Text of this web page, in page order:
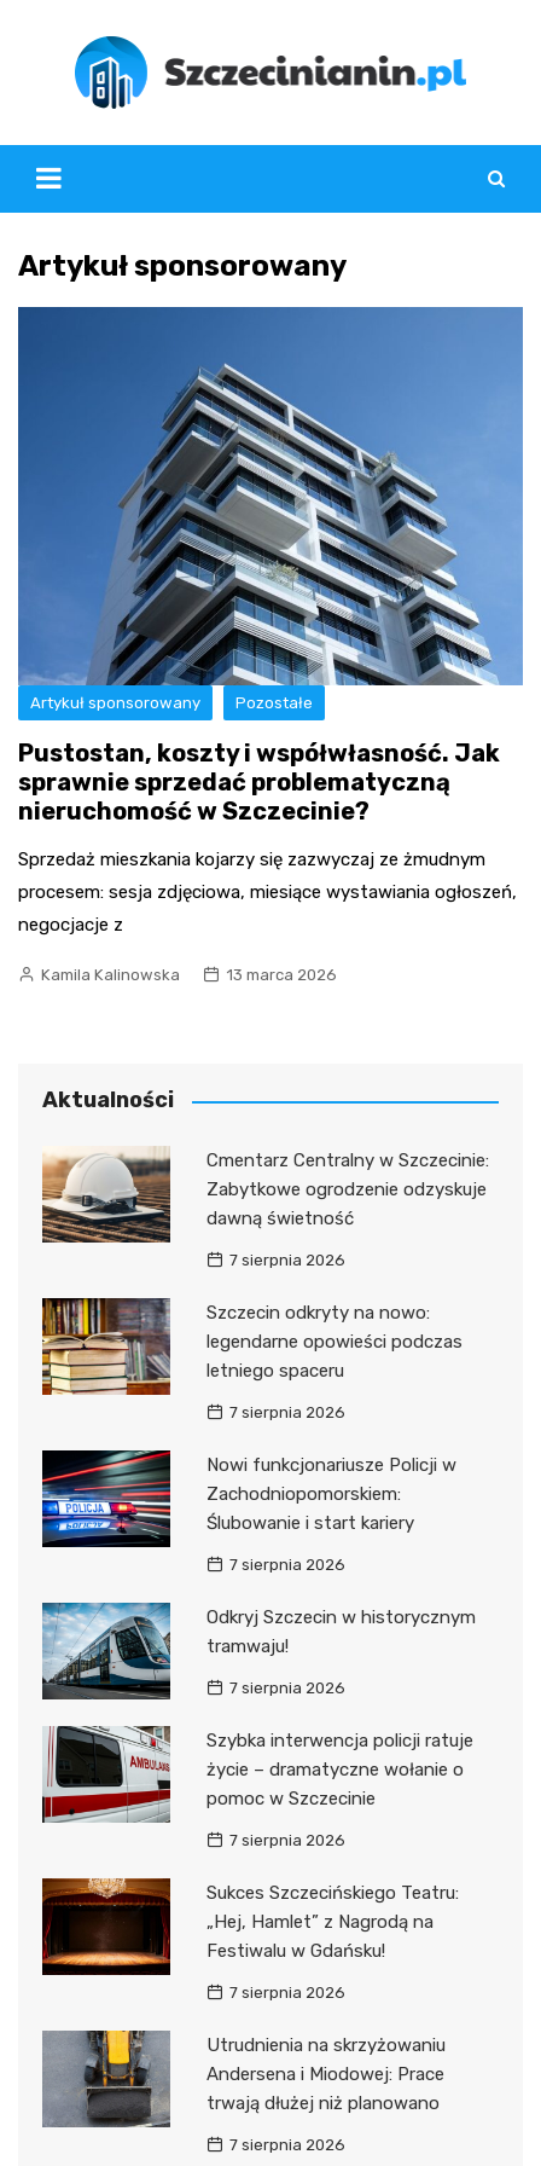
Artykuł sponsorowany
Artykuł sponsorowany Pozostałe
Pustostan, koszty i współwłasność. Jak
sprawnie sprzedać problematyczną
nieruchomość w Szczecinie?
Sprzedaż mieszkania kojarzy się zazwyczaj ze żmudnym
procesem: sesja zdjęciowa, miesiące wystawiania ogłoszeń,
negocjacje z
Kamila Kalinowska 13 marca 2026
Aktualności
Cmentarz Centralny w Szczecinie:
Zabytkowe ogrodzenie odzyskuje
dawną świetność
7 sierpnia 2026
Szczecin odkryty na nowo:
legendarne opowieści podczas
letniego spaceru
7 sierpnia 2026
Nowi funkcjonariusze Policji w
Zachodniopomorskiem:
Ślubowanie i start kariery
7 sierpnia 2026
Odkryj Szczecin w historycznym
tramwaju!
7 sierpnia 2026
Szybka interwencja policji ratuje
życie – dramatyczne wołanie o
pomoc w Szczecinie
7 sierpnia 2026
Sukces Szczecińskiego Teatru:
„Hej, Hamlet” z Nagrodą na
Festiwalu w Gdańsku!
7 sierpnia 2026
Utrudnienia na skrzyżowaniu
Andersena i Miodowej: Prace
trwają dłużej niż planowano
7 sierpnia 2026